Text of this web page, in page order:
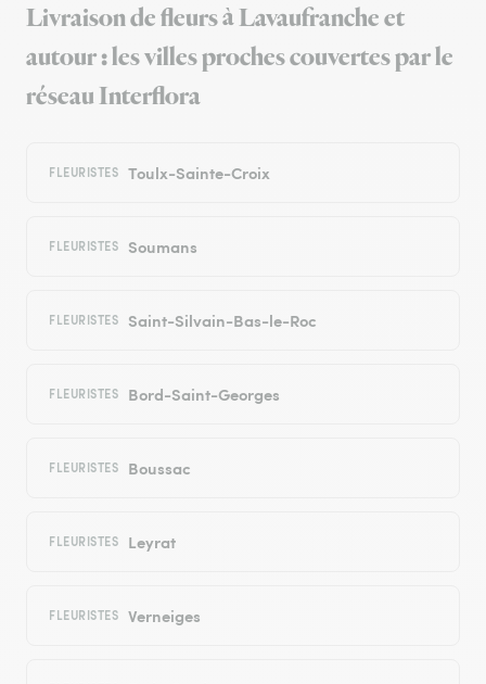
Livraison de fleurs à Lavaufranche et
autour : les villes proches couvertes par le
réseau Interflora
FLEURISTES Toulx-Sainte-Croix
FLEURISTES Soumans
FLEURISTES Saint-Silvain-Bas-le-Roc
FLEURISTES Bord-Saint-Georges
FLEURISTES Boussac
FLEURISTES Leyrat
FLEURISTES Verneiges